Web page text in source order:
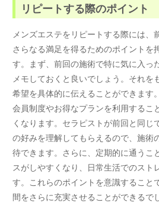
リピートする際のポイント
メンズエステをリピートする際には、
さらなる満足を得るためのポイントを
す。まず、前回の施術で特に気に入っ
メモしておくと良いでしょう。それを
希望を具体的に伝えることができます
会員制度やお得なプランを利用するこ
くなります。セラピストが前回と同じ
の好みを理解してもらえるので、施術
待できます。さらに、定期的に通うこ
スがしやすくなり、日常生活でのスト
す。これらのポイントを意識すること
間をさらに充実させることができるで